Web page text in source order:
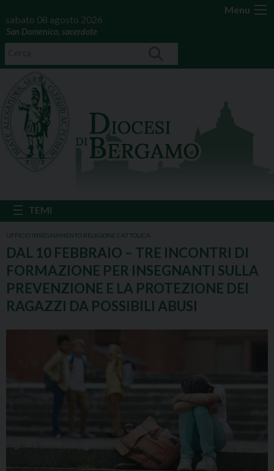
Menu
sabato 08 agosto 2026
San Domenico, sacerdote
UFFICIO INSEGNAMENTO RELIGIONE CATTOLICA
DAL 10 FEBBRAIO – TRE INCONTRI DI
FORMAZIONE PER INSEGNANTI SULLA
PREVENZIONE E LA PROTEZIONE DEI
RAGAZZI DA POSSIBILI ABUSI